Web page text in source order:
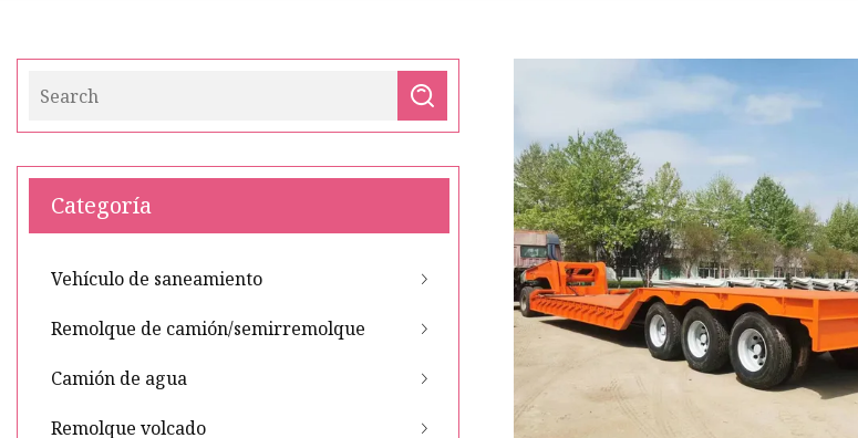
baja
Camión de
residuales
plana
Categoría
Vehículo de saneamiento
Remolque de camión/semirremolque
Camión de agua
Remolque volcado